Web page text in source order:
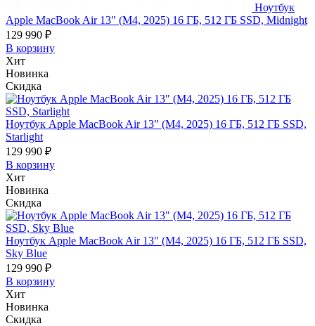
Ноутбук
Apple MacBook Air 13" (M4, 2025) 16 ГБ, 512 ГБ SSD, Midnight
129 990 ₽
В корзину
Хит
Новинка
Скидка
Ноутбук Apple MacBook Air 13" (M4, 2025) 16 ГБ, 512 ГБ SSD,
Starlight
129 990 ₽
В корзину
Хит
Новинка
Скидка
Ноутбук Apple MacBook Air 13" (M4, 2025) 16 ГБ, 512 ГБ SSD,
Sky Blue
129 990 ₽
В корзину
Хит
Новинка
Скидка